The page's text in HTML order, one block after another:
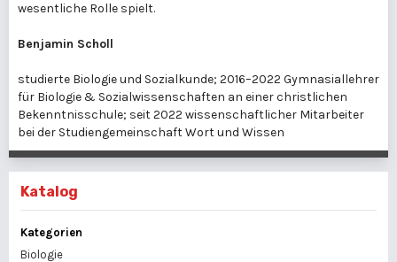
wesentliche Rolle spielt.
Benjamin Scholl
studierte Biologie und Sozialkunde; 2016–2022 Gymnasiallehrer
für Biologie & Sozialwissenschaften an einer christlichen
Bekenntnisschule; seit 2022 wissenschaftlicher Mitarbeiter
bei der Studiengemeinschaft Wort und Wissen
Katalog
Kategorien
Biologie